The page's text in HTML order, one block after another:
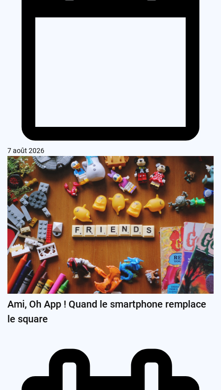
7 août 2026
Ami, Oh App ! Quand le smartphone remplace
le square